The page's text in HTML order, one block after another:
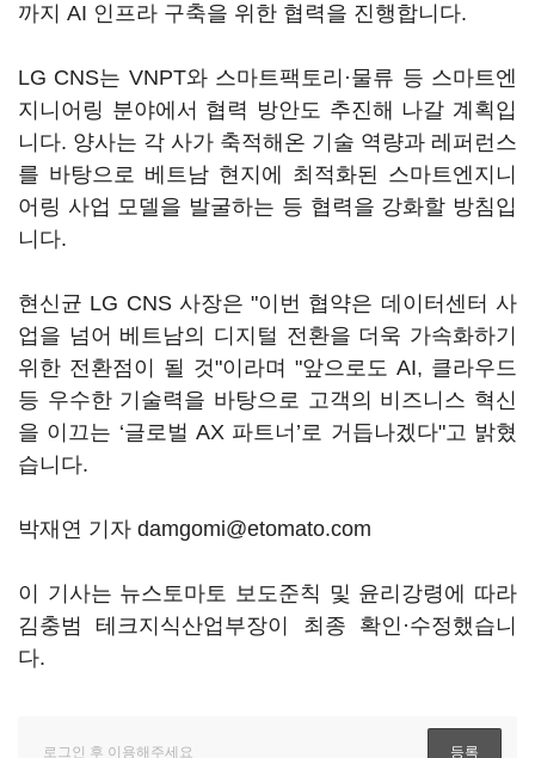
까지 AI 인프라 구축을 위한 협력을 진행합니다.
LG CNS는 VNPT와 스마트팩토리·물류 등 스마트엔
지니어링 분야에서 협력 방안도 추진해 나갈 계획입
니다. 양사는 각 사가 축적해온 기술 역량과 레퍼런스
를 바탕으로 베트남 현지에 최적화된 스마트엔지니
어링 사업 모델을 발굴하는 등 협력을 강화할 방침입
니다.
현신균 LG CNS 사장은 "이번 협약은 데이터센터 사
업을 넘어 베트남의 디지털 전환을 더욱 가속화하기
위한 전환점이 될 것"이라며 "앞으로도 AI, 클라우드
등 우수한 기술력을 바탕으로 고객의 비즈니스 혁신
을 이끄는 ‘글로벌 AX 파트너’로 거듭나겠다"고 밝혔
습니다.
박재연 기자 damgomi@etomato.com
이 기사는 뉴스토마토 보도준칙 및 윤리강령에 따라
김충범 테크지식산업부장이 최종 확인·수정했습니
다.